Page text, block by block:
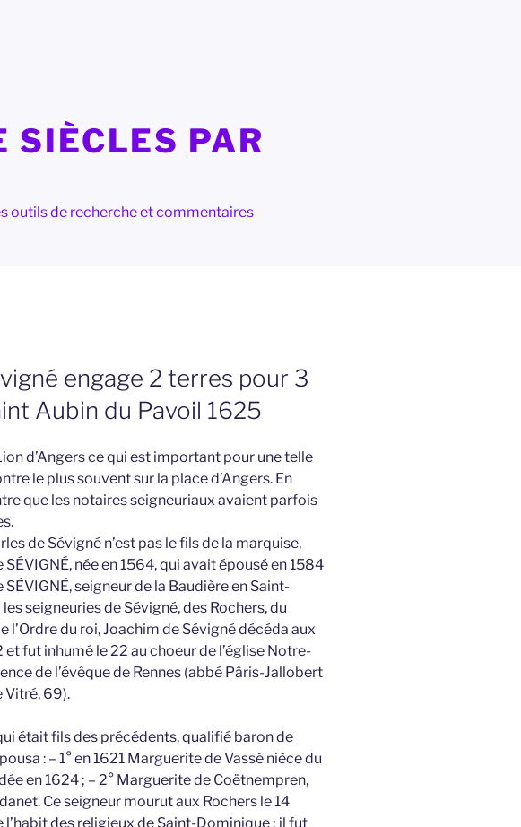
SIÈCLES PAR
outils de recherche et commentaires
engage 2 terres pour 3
Aubin du Pavoil 1625
d’Angers ce qui est important pour une telle
le plus souvent sur la place d’Angers. En
que les notaires seigneuriaux avaient parfois
de Sévigné n’est pas le fils de la marquise,
née en 1564, qui avait épousé en 1584
seigneur de la Baudière en Saint-
seigneuries de Sévigné, des Rochers, du
l’Ordre du roi, Joachim de Sévigné décéda aux
et fut inhumé le 22 au choeur de l’église Notre-
de l’évêque de Rennes (abbé Pâris-Jallobert
Vitré, 69).
était fils des précédents, qualifié baron de
: – 1° en 1621 Marguerite de Vassé nièce du
en 1624 ; – 2° Marguerite de Coëtnempren,
Ce seigneur mourut aux Rochers le 14
l’habit des religieux de Saint-Dominique ; il fut